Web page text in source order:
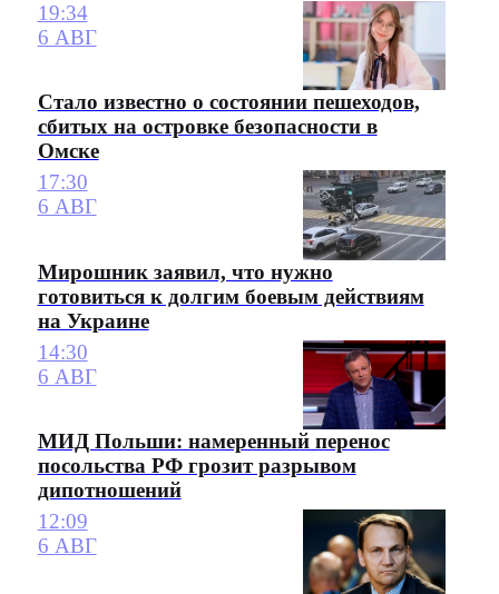
19:34
6 АВГ
Стало известно о состоянии пешеходов,
сбитых на островке безопасности в
Омске
17:30
6 АВГ
Мирошник заявил, что нужно
готовиться к долгим боевым действиям
на Украине
14:30
6 АВГ
МИД Польши: намеренный перенос
посольства РФ грозит разрывом
дипотношений
12:09
6 АВГ